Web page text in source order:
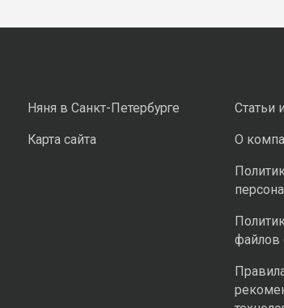
Няня в Санкт-Петербурге
Карта сайта
Статьи
О
файлов